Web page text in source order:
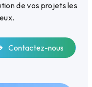
de vos projets les
Contactez-nous